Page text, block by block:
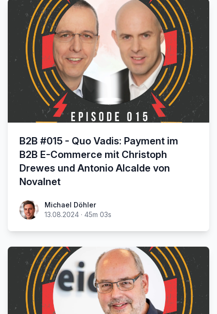
B2B #015 - Quo Vadis: Payment im
B2B E-Commerce mit Christoph
Drewes und Antonio Alcalde von
Novalnet
Michael Döhler
13.08.2024 · 45m 03s